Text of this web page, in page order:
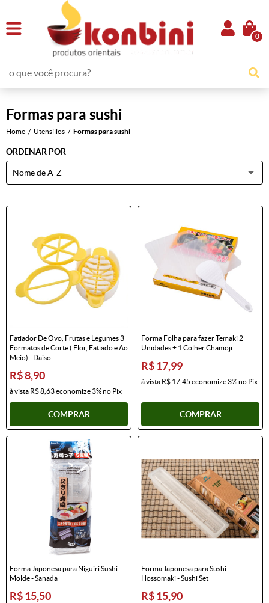
0
Formas para sushi
Home Utensílios Formas para sushi
ORDENAR POR
Nome de A-Z
Fatiador De Ovo, Frutas e Legumes 3
Formatos de Corte ( Flor, Fatiado e Ao
Meio) - Daiso
R$ 8,90
à vista R$ 8,63economize3%no Pix
COMPRAR
Forma Folha para fazer Temaki 2
Unidades + 1 Colher Chamoji
R$ 17,99
à vista R$ 17,45 economize3%no Pix
COMPRAR
Forma Japonesa para Niguiri Sushi
Molde - Sanada
R$ 15,50
Forma Japonesa para Sushi
Hossomaki - Sushi Set
R$ 15,90